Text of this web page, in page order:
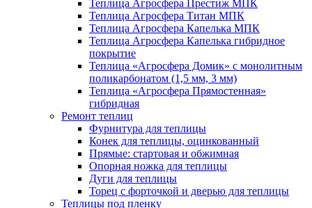
Теплица Агросфера Престиж МПК
Теплица Агросфера Титан МПК
Теплица Агросфера Капелька МПК
Теплица Агросфера Капелька гибридное
покрытие
Теплица «Агросфера Домик» с монолитным
поликарбонатом (1,5 мм, 3 мм)
Теплица «Агросфера Прямостенная»
гибридная
Ремонт теплиц
Фурнитура для теплицы
Конек для теплицы, оцинкованный
Прямые: стартовая и обжимная
Опорная ножка для теплицы
Дуги для теплицы
Торец с форточкой и дверью для теплицы
Теплицы под пленку